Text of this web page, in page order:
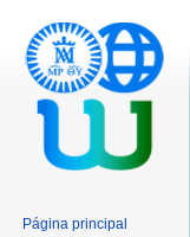
Página principal